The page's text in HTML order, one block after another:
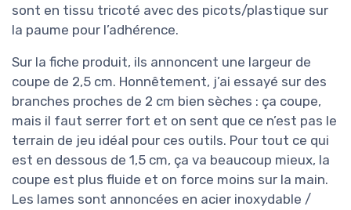
sont en tissu tricoté avec des picots/plastique sur
la paume pour l’adhérence.
Sur la fiche produit, ils annoncent une largeur de
coupe de 2,5 cm. Honnêtement, j’ai essayé sur des
branches proches de 2 cm bien sèches : ça coupe,
mais il faut serrer fort et on sent que ce n’est pas le
terrain de jeu idéal pour ces outils. Pour tout ce qui
est en dessous de 1,5 cm, ça va beaucoup mieux, la
coupe est plus fluide et on force moins sur la main.
Les lames sont annoncées en acier inoxydable /